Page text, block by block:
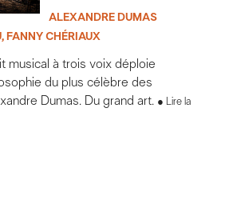
ALEXANDRE DUMAS
FANNY CHÉRIAUX
musical à trois voix déploie
du plus célèbre des
Dumas. Du grand art.
Lire la